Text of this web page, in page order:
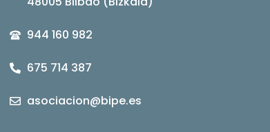
944 160 982
675 714 387
asociacion@bipe.es